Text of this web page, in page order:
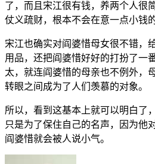
了，而且宋江很有钱，养两个人很
仗义疏财，根本不会在意一点小钱的
宋江也确实对阎婆惜母女很不错，
用品，还把阎婆惜好好的打扮了一
太，就连阎婆惜的母亲也不例外，
转眼之间成为了人们羡慕的对象。
所以，看到这基本上就可以明白了
只是为了保住自己的名声，因为他
阎婆惜就会被人说小气。